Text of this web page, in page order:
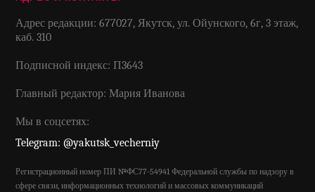
Адрес редакции: 677027, Якутск, ул. Ойунского, 6г, 3 этаж,
каб. 310
Подписной индекс: П3643
Главный редактор: Мария Иванова
Мы в соцсетях:
Telegram: @yakutsk_vecherniy
Регистрационный номер ПИ №ФС77-54941 Федеральной службы по надзору в
сфере связи, информационных технологий и массовых коммуникаций